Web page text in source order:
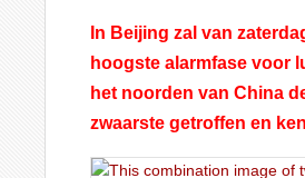
In Beijing zal van
hoogste alarmfase voor
het noorden van China
zwaarste getroffen en